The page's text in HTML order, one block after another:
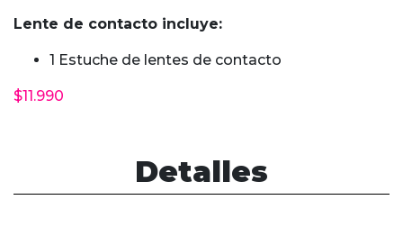
$11.990
Lente de contacto incluye:
1 Estuche de lentes de contacto
cantidad
Detalles